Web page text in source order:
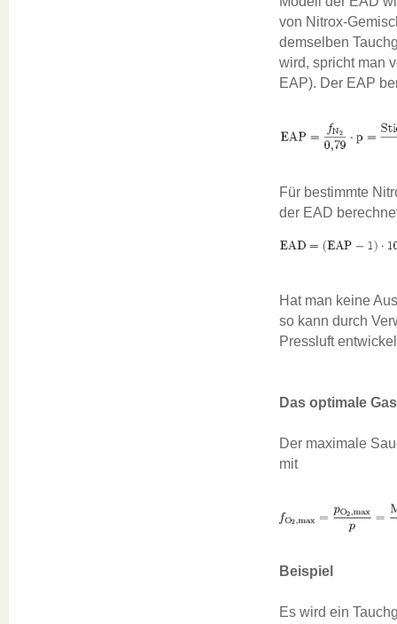
von Nitrox-
demselben
wird, spricht man
EAP). Der EAP
Für bestimmte
der EAD
Hat man keine
so kann durch
Pressluft
Das optimale
Der maximale
mit
Beispiel
Es wird ein